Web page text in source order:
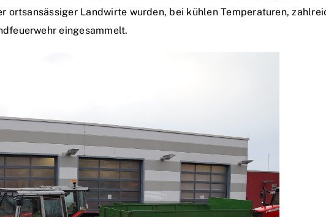
Landwirte wurden, bei kühlen Temperaturen,
eingesammelt.